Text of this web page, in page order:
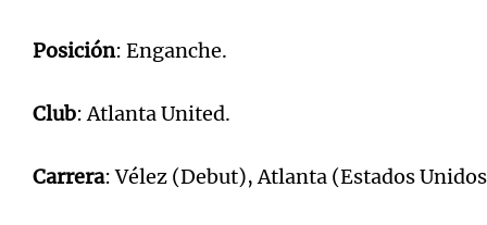
Posición: Enganche.
Club: Atlanta United.
Carrera: Vélez (Debut), Atlanta (Estados